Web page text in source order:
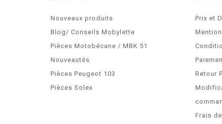
Nouveaux produits
Blog/ Conseils Mobylette
Pièces Motobécane / MBK 51
Nouveautés
Pièces Peugeot 103
Pièces Solex
Prix et
Retour
Frais